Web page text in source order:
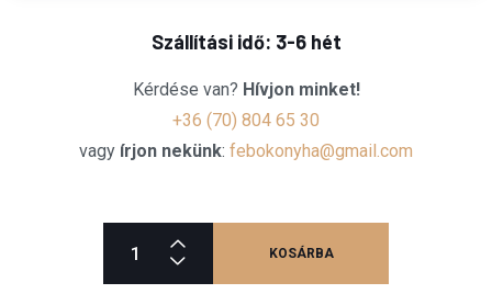
Szállítási idő: 3-6 hét
Kérdése van? Hívjon minket!
+36 (70) 804 65 30
vagy írjon nekünk: febokonyha@gmail.com
KOSÁRBA